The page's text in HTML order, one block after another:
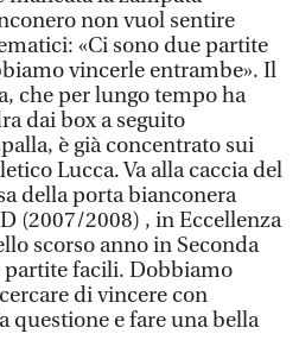
non vuol sentire
«Ci sono due partite
vincerle entrambe». Il
che per lungo tempo ha
dai box a seguito
è già concentrato sui
Lucca. Va alla caccia del
della porta bianconera
(2007/2008) , in Eccellenza
scorso anno in Seconda
partite facili. Dobbiamo
di vincere con
questione e fare una bella